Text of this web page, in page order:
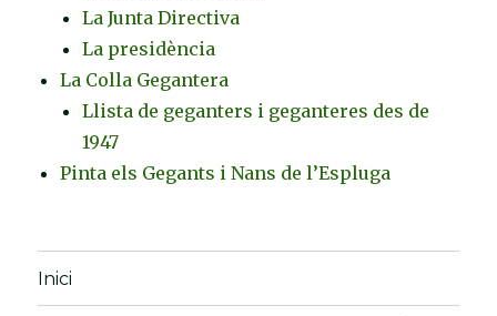
La Junta Directiva
La presidència
La Colla Gegantera
Llista de geganters i geganteres des de
1947
Pinta els Gegants i Nans de l’Espluga
Inici